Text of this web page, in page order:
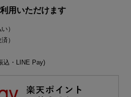
用いただけます
）
）
込・LINE Pay)